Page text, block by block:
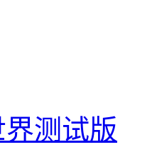
测试版